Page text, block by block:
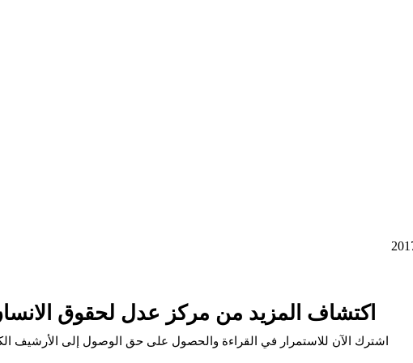
اكتشاف المزيد من مركز عدل لحقوق
اشترك الآن للاستمرار في القراءة والحصول على حق الوصول إلى الأرشيف